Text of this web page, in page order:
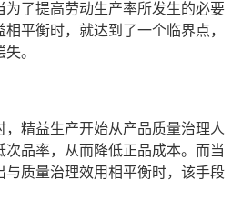
了提高劳动生产率所发生的必要
平衡时，就达到了一个临界点，
。
精益生产开始从产品质量治理人
品率，从而降低正品成本。而当
与质量治理效用相平衡时，该手段